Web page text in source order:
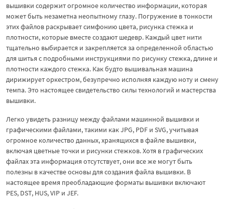
вышивки содержит огромное количество информации, которая
может быть незаметна неопытному глазу. Погружение в тонкости
этих файлов раскрывает симфонию цвета, рисунка стежка и
плотности, которые вместе создают шедевр. Каждый цвет нити
тщательно выбирается и закрепляется за определенной областью
для шитья с подробными инструкциями по рисунку стежка, длине и
плотности каждого стежка. Как будто вышивальная машина
дирижирует оркестром, безупречно исполняя каждую ноту и смену
темпа. Это настоящее свидетельство силы технологий и мастерства
вышивки.
Легко увидеть разницу между файлами машинной вышивки и
графическими файлами, такими как JPG, PDF и SVG, учитывая
огромное количество данных, хранящихся в файле вышивки,
включая цветные точки и рисунки стежков. Хотя в графических
файлах эта информация отсутствует, они все же могут быть
полезны в качестве основы для создания файла вышивки. В
настоящее время преобладающие форматы вышивки включают
PES, DST, HUS, VIP и JEF.